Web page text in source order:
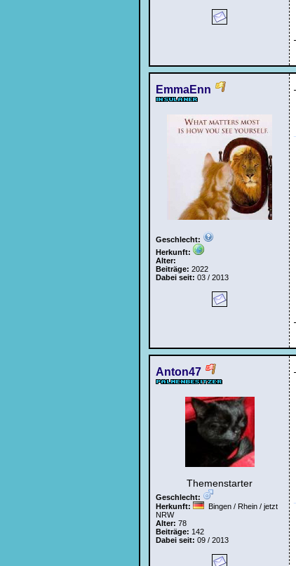
EmmaEnn
Geschlecht:
Herkunft:
Alter:
Beiträge: 2022
Dabei seit: 03 / 2013
Anton47
Themenstarter
Geschlecht:
Herkunft:
Bingen / Rhein / jetzt
NRW
Alter: 78
Beiträge: 142
Dabei seit: 09 / 2013